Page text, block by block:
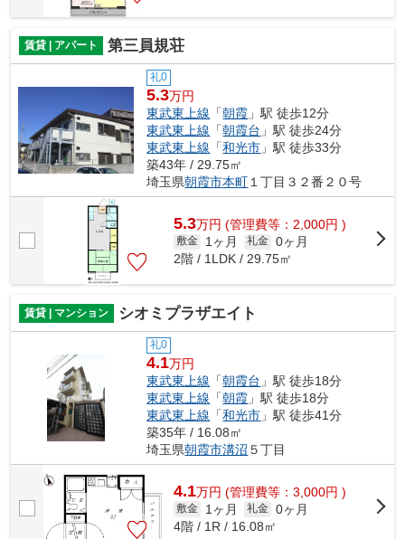
賃貸 | アパート 第三員規荘
礼0
5.3万円
東武東上線 「朝霞 」駅 徒歩12分
東武東上線 「朝霞台 」駅 徒歩24分
東武東上線 「和光市 」駅 徒歩33分
築43年 / 29.75㎡
埼玉県朝霞市本町１丁目３２番２０号
5.3万円 (管理費等：2,000円 )
敷金 1ヶ月 礼金 0ヶ月
2階 / 1LDK / 29.75㎡
賃貸 | マンション シオミプラザエイト
礼0
4.1万円
東武東上線 「朝霞台 」駅 徒歩18分
東武東上線 「朝霞 」駅 徒歩18分
東武東上線 「和光市 」駅 徒歩41分
築35年 / 16.08㎡
埼玉県朝霞市溝沼 ５丁目
4.1万円 (管理費等：3,000円 )
敷金 1ヶ月 礼金 0ヶ月
4階 / 1R / 16.08㎡